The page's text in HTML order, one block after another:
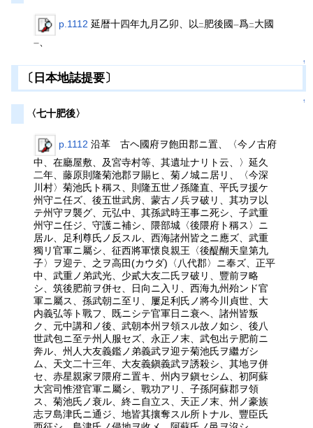
p.1112 延暦十四年九月乙卯、以 二肥後國一爲二大國
一
↑
〔日本地誌提要〕
↑
〈七十肥後〉
p.1112 沿革 古ヘ國府ヲ飽田郡ニ置、〈今ノ古府
中、在廳屋敷、及宮寺村等、其遺址ナリト云、〉延久
二年、藤原則隆菊池郡ヲ賜ヒ、菊ノ城ニ居リ、〈今深
川村〉菊池氏ト稱ス、則隆五世ノ孫隆直、平氏ヲ援ケ
州守ニ任ズ、後五世武房、蒙古ノ兵ヲ破リ、其功ヲ以
テ州守ヲ襲グ、元弘中、其孫武時王事ニ死シ、子武重
州守ニ任ジ、守護ニ補シ、隈部城〈後隈府ト稱ス〉ニ
居ル、足利尊氏ノ反スル、西海諸州皆之ニ應ズ、武重
獨リ官軍ニ屬シ、征西將軍懷良親王〈後醍醐天皇第九
子〉ヲ迎テ、之ヲ高田(カウダ)〈八代郡〉ニ奉ズ、正平
中、武重ノ弟武光、少貳大友二氏ヲ破リ、豐前ヲ略
シ、筑後肥前ヲ併セ、日向ニ入リ、西海九州殆ンド官
軍ニ屬ス、孫武朝ニ至リ、屢足利氏ノ將今川貞世、大
内義弘等ト戰フ、既ニシテ官軍日ニ衰ヘ、諸州皆叛
ク、元中講和ノ後、武朝本州ヲ領スル故ノ如シ、後八
世武包ニ至テ州人服セズ、永正ノ末、武包出テ肥前ニ
奔ル、州人大友義鑑ノ弟義武ヲ迎テ菊池氏ヲ繼ガシ
ム、天文二十三年、大友義鎭義武ヲ誘殺シ、其地ヲ併
セ、赤星親家ヲ隈府ニ置キ、州内ヲ鎭セシム、初阿蘇
大宮司惟澄官軍ニ屬シ、戰功アリ、子孫阿蘇郡ヲ領
ス、菊池氏ノ衰ル、終ニ自立ス、天正ノ末、州ノ豪族
志ヲ島津氏ニ通ジ、地皆其攘奪スル所トナル、豐臣氏